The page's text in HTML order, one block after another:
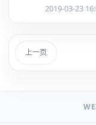
2019-03-23
上一页